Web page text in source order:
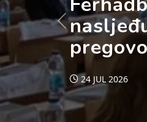
24 JUL 2026
Previous